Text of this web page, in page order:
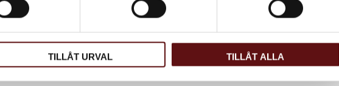
TILLÅT URVAL TILLÅT ALLA